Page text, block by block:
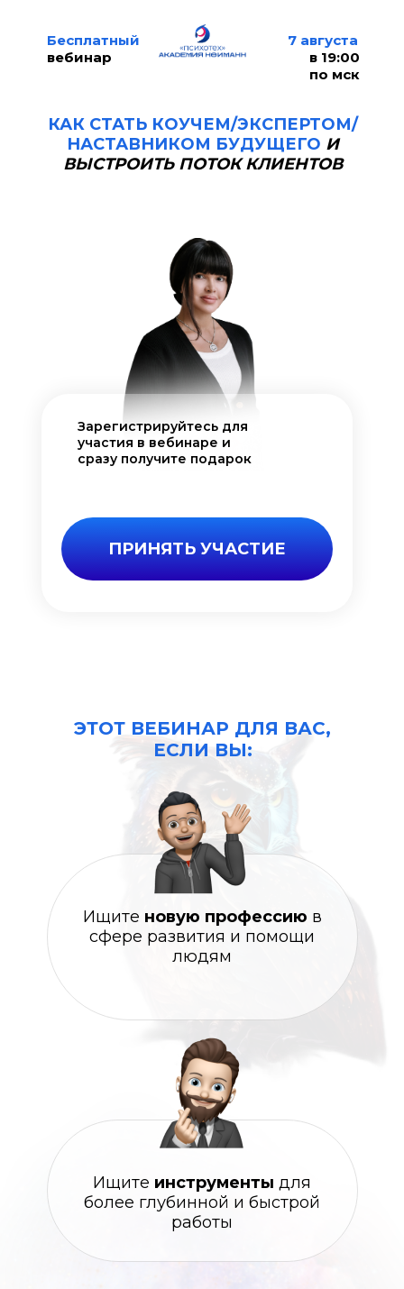
Бесплатный
вебинар
7 августа
КАК СТАТЬ КОУЧЕМ/ЭКСПЕРТОМ/
НАСТАВНИКОМ БУДУЩЕГО И
ВЫСТРОИТЬ ПОТОК КЛИЕНТОВ
в 19:00
по мск
Зарегистрируйтесь для
участия в вебинаре и
сразу получите подарок
ПРИНЯТЬ УЧАСТИЕ
Ищите новую профессию в
сфере развития и помощи
людям
ЭТОТ ВЕБИНАР ДЛЯ ВАС,
ЕСЛИ ВЫ:
Ищите инструменты для
более глубинной и быстрой
работы